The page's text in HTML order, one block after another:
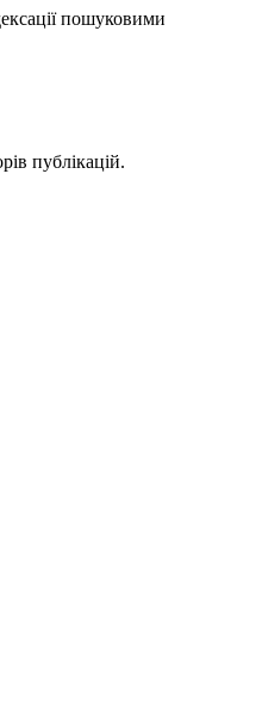
пошуковими
публікацій.